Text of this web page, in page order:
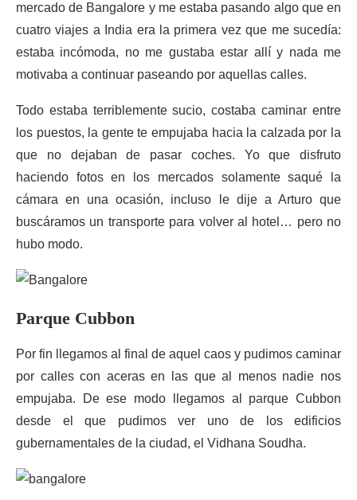
mercado de Bangalore y me estaba pasando algo que en
cuatro viajes a India era la primera vez que me sucedía:
estaba incómoda, no me gustaba estar allí y nada me
motivaba a continuar paseando por aquellas calles.
Todo estaba terriblemente sucio, costaba caminar entre
los puestos, la gente te empujaba hacia la calzada por la
que no dejaban de pasar coches. Yo que disfruto
haciendo fotos en los mercados solamente saqué la
cámara en una ocasión, incluso le dije a Arturo que
buscáramos un transporte para volver al hotel… pero no
hubo modo.
Parque Cubbon
Por fin llegamos al final de aquel caos y pudimos caminar
por calles con aceras en las que al menos nadie nos
empujaba. De ese modo llegamos al parque Cubbon
desde el que pudimos ver uno de los edificios
gubernamentales de la ciudad, el Vidhana Soudha.